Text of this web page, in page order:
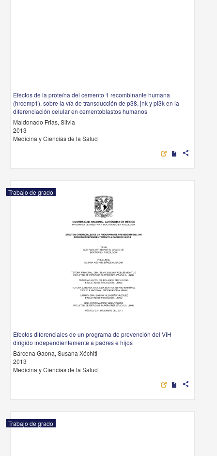
Efectos de la proteína del cemento 1 recombinante humana
(hrcemp1), sobre la vía de transducción de p38, jnk y pi3k en la
diferenciación celular en cementoblastos humanos
Maldonado Frias, Silvia
2013
Medicina y Ciencias de la Salud
share
Trabajo de grado
Efectos diferenciales de un programa de prevención del VIH
dirigido independientemente a padres e hijos
Bárcena Gaona, Susana Xóchitl
2013
Medicina y Ciencias de la Salud
share
Trabajo de grado